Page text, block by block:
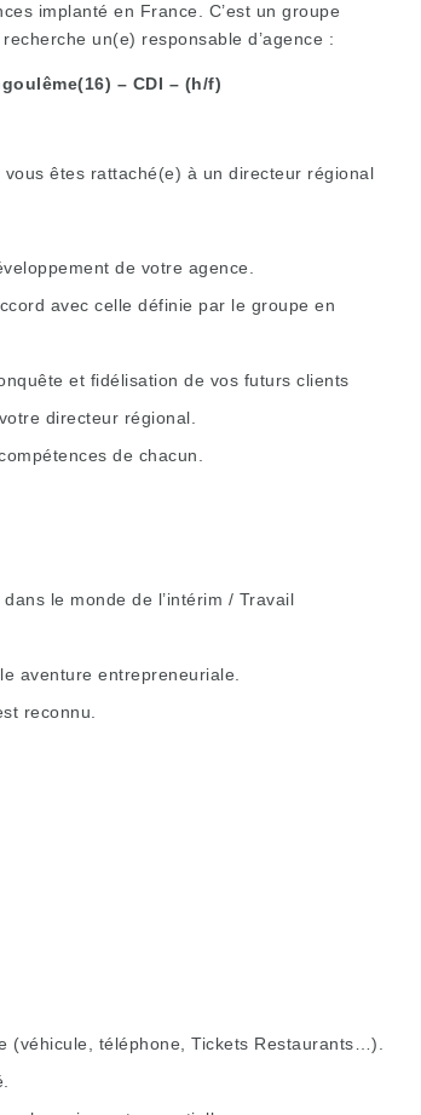
implanté en France. C’est un groupe
un(e) responsable d’agence :
– CDI – (h/f)
êtes rattaché(e) à un directeur régional
de votre agence.
avec celle définie par le groupe en
et fidélisation de vos futurs clients
directeur régional.
de chacun.
le monde de l’intérim / Travail
aventure entrepreneuriale.
reconnu.
(véhicule, téléphone, Tickets Restaurants…).